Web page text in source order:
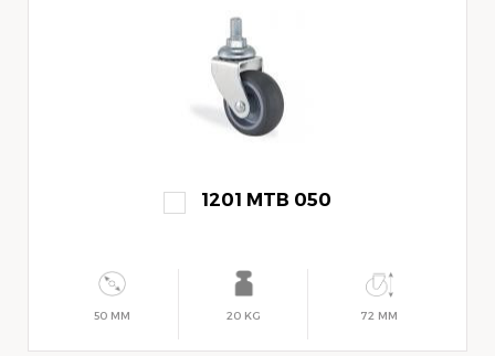
1201 MTB 050
50 MM 20 KG 72 MM